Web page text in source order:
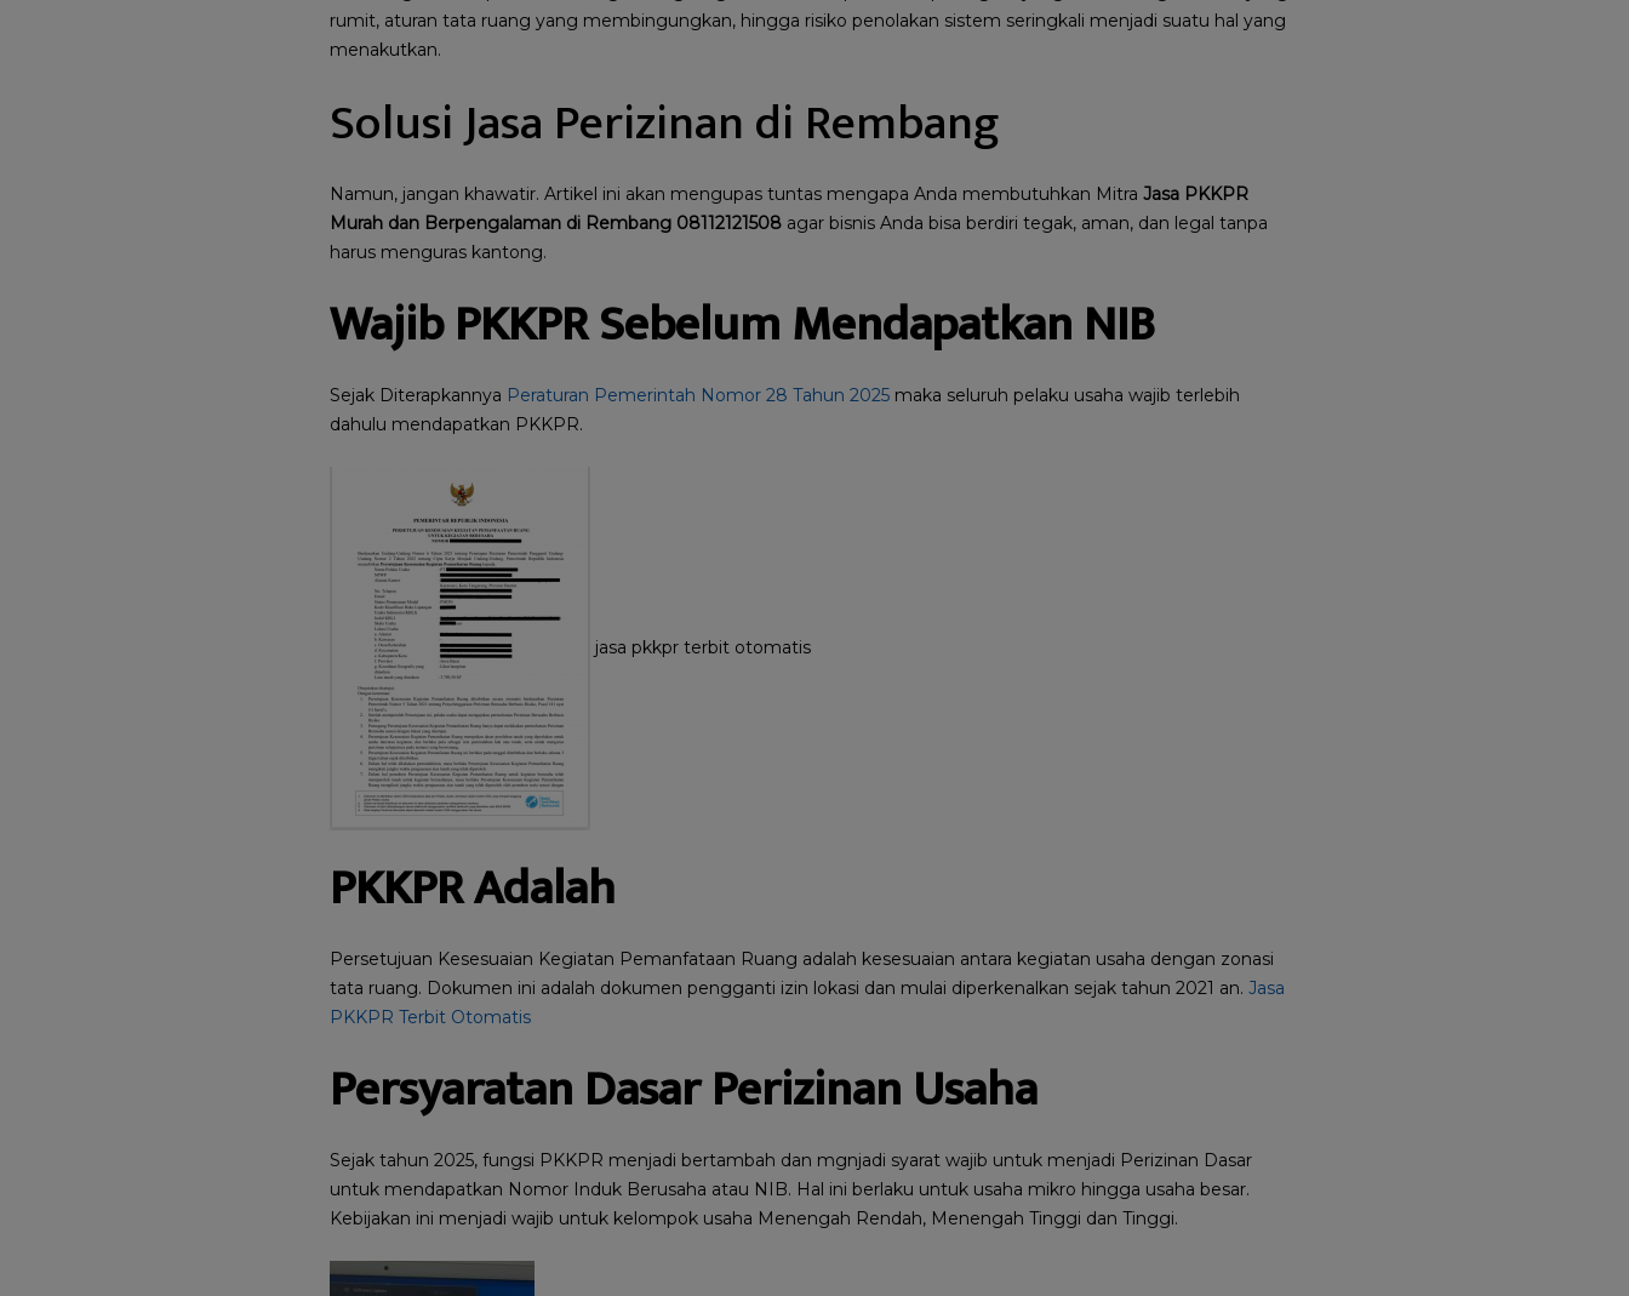
rumit, aturan tata ruang yang membingungkan, hingga risiko penolakan sistem seringkali menjadi suatu hal yang
menakutkan.
Solusi Jasa Perizinan di Rembang
Namun, jangan khawatir. Artikel ini akan mengupas tuntas mengapa Anda membutuhkan Mitra Jasa PKKPR
Murah dan Berpengalaman di Rembang 08112121508 agar bisnis Anda bisa berdiri tegak, aman, dan legal tanpa
harus menguras kantong.
Wajib PKKPR Sebelum Mendapatkan NIB
Sejak Diterapkannya Peraturan Pemerintah Nomor 28 Tahun 2025 maka seluruh pelaku usaha wajib terlebih
dahulu mendapatkan PKKPR.
jasa pkkpr terbit otomatis
PKKPR Adalah
Persetujuan Kesesuaian Kegiatan Pemanfataan Ruang adalah kesesuaian antara kegiatan usaha dengan zonasi
tata ruang. Dokumen ini adalah dokumen pengganti izin lokasi dan mulai diperkenalkan sejak tahun 2021 an. Jasa
PKKPR Terbit Otomatis
Persyaratan Dasar Perizinan Usaha
Sejak tahun 2025, fungsi PKKPR menjadi bertambah dan mgnjadi syarat wajib untuk menjadi Perizinan Dasar
untuk mendapatkan Nomor Induk Berusaha atau NIB. Hal ini berlaku untuk usaha mikro hingga usaha besar.
Kebijakan ini menjadi wajib untuk kelompok usaha Menengah Rendah, Menengah Tinggi dan Tinggi.